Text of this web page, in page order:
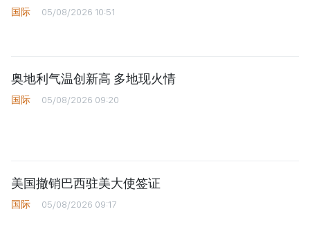
国际 05/08/2026 10:51
奥地利气温创新高 多地现火情
国际 05/08/2026 09:20
美国撤销巴西驻美大使签证
国际 05/08/2026 09:17